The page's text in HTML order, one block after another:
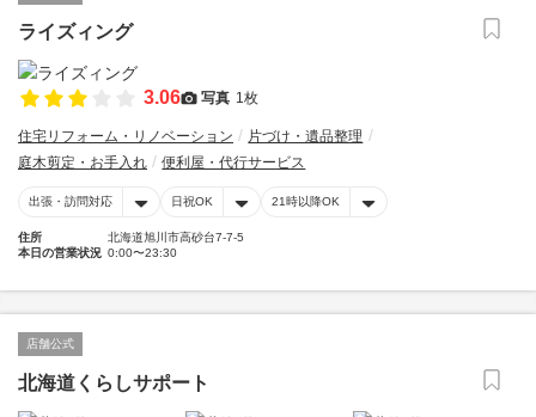
ライズィング
3.06 写真 1枚
住宅リフォーム・リノベーション
片づけ・遺品整理
庭木剪定・お手入れ
便利屋・代行サービス
出張・訪問対応 日祝OK 21時以降OK
住所
北海道旭川市高砂台7-7-5
本日の営業状況 0:00〜23:30
店舗公式
北海道くらしサポート